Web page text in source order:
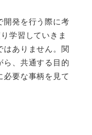
開発を行う際に考
学習していきま
はありません。関
ら、共通する目的
必要な事柄を見て